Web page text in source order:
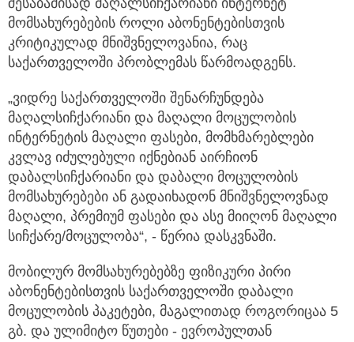
შესაბამისად მაღალსიჩქარიანი ინტერნეტ
მომსახურებების როლი აბონენტებისთვის
კრიტიკულად მნიშვნელოვანია, რაც
საქართველოში პრობლემას წარმოადგენს.
„ვიდრე საქართველოში შენარჩუნდება
მაღალსიჩქარიანი და მაღალი მოცულობის
ინტერნეტის მაღალი ფასები, მომხმარებლები
კვლავ იძულებული იქნებიან აირჩიონ
დაბალსიჩქარიანი და დაბალი მოცულობის
მომსახურებები ან გადაიხადონ მნიშვნელოვნად
მაღალი, პრემიუმ ფასები და ასე მიიღონ მაღალი
სიჩქარე/მოცულობა“, - წერია დასკვნაში.
მობილურ მომსახურებებზე ფიზიკური პირი
აბონენტებისთვის საქართველოში დაბალი
მოცულობის პაკეტები, მაგალითად როგორიცაა 5
გბ. და ულიმიტო წუთები - ევროპულთან